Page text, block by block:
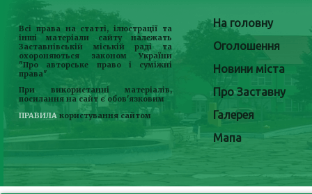
Всі права на статті, ілюстрації та
інші матеріали сайту належать
Заставнівській міській раді та
охороняються законом України
"Про авторське право і суміжні
права"
При використанні матеріалів,
посилання на сайт є обов'язковим
ПРАВИЛА користування сайтом
На головну
Оголошення
Новини міста
Про Заставну
Галерея
Мапа